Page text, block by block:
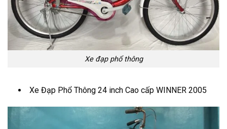
Xe đạp phổ thông
Xe Đạp Phổ Thông 24 inch Cao cấp WINNER 2005